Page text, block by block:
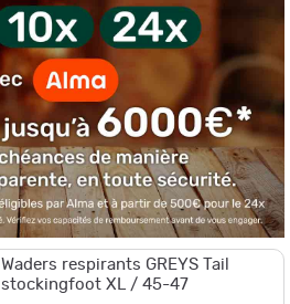
Waders respirants GREYS Tail
stockingfoot XL / 45-47